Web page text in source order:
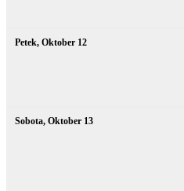
Petek, Oktober 12
Sobota, Oktober 13